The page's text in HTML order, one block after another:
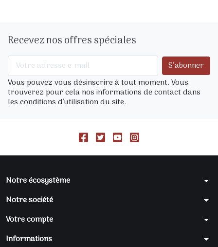
Recevez nos offres spéciales
Vous pouvez vous désinscrire à tout moment. Vous
trouverez pour cela nos informations de contact dans
les conditions d'utilisation du site.
Notre écosystème arrow_drop_down
Notre société arrow_drop_down
Votre compte arrow_drop_down
Informations arrow_drop_down